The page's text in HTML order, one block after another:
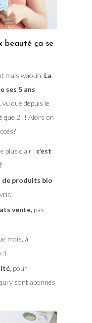
beauté ça se
mais waouh. La
ses 5 ans
vu que depuis le
que 2 !! Alors on
plus clair : c’est
de produits bio
vente, pas
mois, à
:)
pour
y sont abonnés